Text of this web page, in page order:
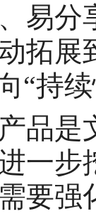
易分
拓展
“持
是
一
要强